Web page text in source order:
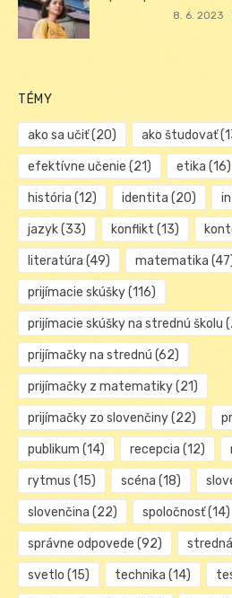
8. 6. 2023
TÉMY
ako sa učiť(20) ako študovať
efektívne učenie (21) etika (16)
história (12) identita (20)
jazyk(33) konflikt (13)
literatúra (49) matematika
prijímacie skúšky(116)
prijímacie skúšky na strednú školu
prijímačky na strednú (62)
prijímačky z matematiky(21)
prijímačky zo slovenčiny(22)
publikum (14) recepcia (12)
rytmus (15) scéna (18)
slovenčina (22) spoločnosť(14)
správne odpovede (92)
svetlo (15) technika (14)